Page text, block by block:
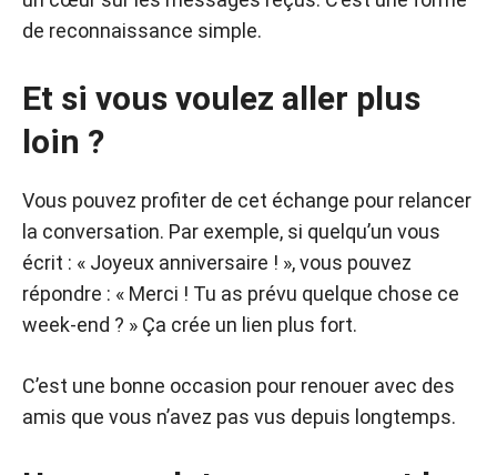
de reconnaissance simple.
Et si vous voulez aller plus
loin ?
Vous pouvez profiter de cet échange pour relancer
la conversation. Par exemple, si quelqu’un vous
écrit : « Joyeux anniversaire ! », vous pouvez
répondre : « Merci ! Tu as prévu quelque chose ce
week-end ? » Ça crée un lien plus fort.
C’est une bonne occasion pour renouer avec des
amis que vous n’avez pas vus depuis longtemps.